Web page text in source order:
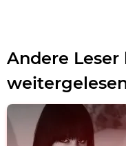
Andere